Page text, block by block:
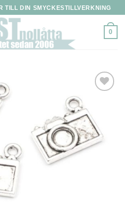
TILL DIN SMYCKESTILLVERKNING
0
till i
önskelistan